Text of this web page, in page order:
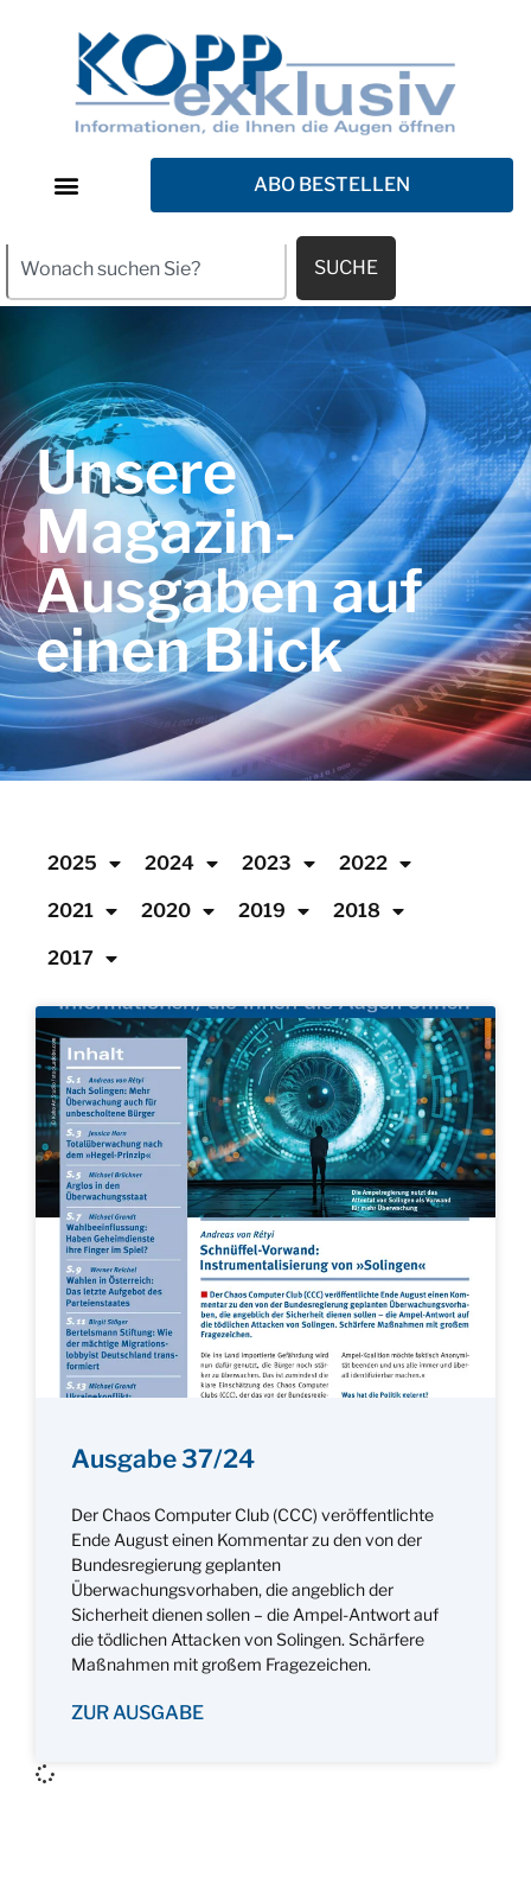
ABO BESTELLEN
SUCHE
Unsere
Magazin-
Ausgaben auf
einen Blick
2025 2024 2023 2022
2021 2020 2019 2018
2017
Ausgabe 37/24
Der Chaos Computer Club (CCC) veröffentlichte
Ende August einen Kommentar zu den von der
Bundesregierung geplanten
Überwachungsvorhaben, die angeblich der
Sicherheit dienen sollen – die Ampel-Antwort auf
die tödlichen Attacken von Solingen. Schärfere
Maßnahmen mit großem Fragezeichen.
ZUR AUSGABE